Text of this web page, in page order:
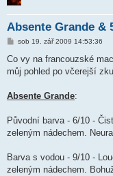
Absente Grande &
P
í
p
e
sob 19. zář 2009 14:53:36
Co vy na francouzské
můj pohled po včerejší
Absente Grande:
Původní barva - 6/10 -
zeleným nádechem.
Barva s vodou - 9/10 -
zeleným nádechem.